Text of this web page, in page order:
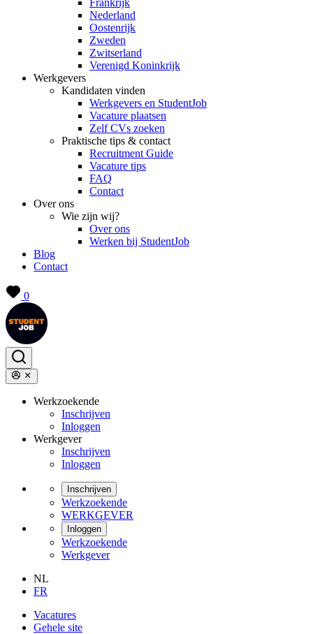
Frankrijk
Nederland
Oostenrijk
Zweden
Zwitserland
Verenigd Koninkrijk
Werkgevers
Kandidaten vinden
Werkgevers en StudentJob
Vacature plaatsen
Zelf CVs zoeken
Praktische tips & contact
Recruitment Guide
Vacature tips
FAQ
Contact
Over ons
Wie zijn wij?
Over ons
Werken bij StudentJob
Blog
Contact
0
Werkzoekende
Inschrijven
Inloggen
Werkgever
Inschrijven
Inloggen
Inschrijven
Werkzoekende
WERKGEVER
Inloggen
Werkzoekende
Werkgever
NL
FR
Vacatures
Gehele site